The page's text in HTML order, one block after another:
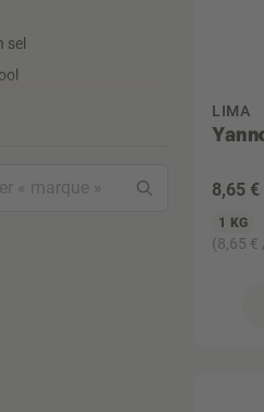
sel
de palme
LIMA
8,65 €
1 KG
(8,65 €